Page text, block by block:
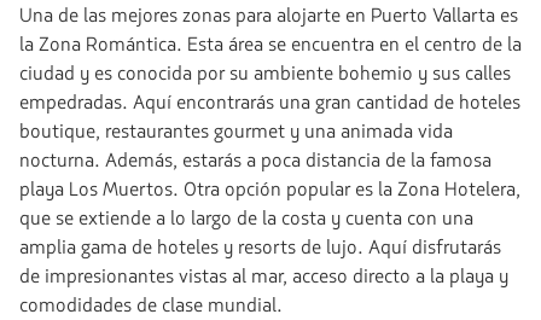
Una de las mejores zonas para alojarte en Puerto Vallarta es
la Zona Romántica. Esta área se encuentra en el centro de la
ciudad y es conocida por su ambiente bohemio y sus calles
empedradas. Aquí encontrarás una gran cantidad de hoteles
boutique, restaurantes gourmet y una animada vida
nocturna. Además, estarás a poca distancia de la famosa
playa Los Muertos. Otra opción popular es la Zona Hotelera,
que se extiende a lo largo de la costa y cuenta con una
amplia gama de hoteles y resorts de lujo. Aquí disfrutarás
de impresionantes vistas al mar, acceso directo a la playa y
comodidades de clase mundial.